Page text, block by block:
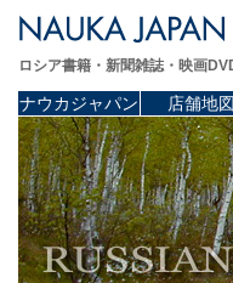
ロシア書籍・新聞雑誌・映画
ナウカジャパン 店舗地図